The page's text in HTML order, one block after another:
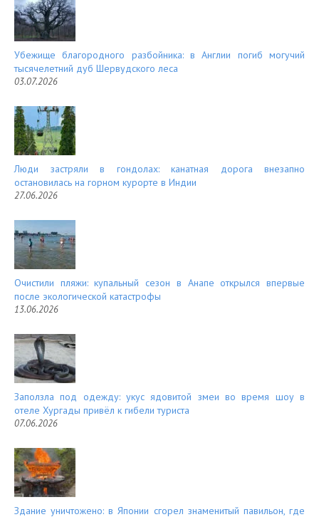
Убежище благородного разбойника: в Англии погиб могучий
тысячелетний дуб Шервудского леса
03.07.2026
Люди застряли в гондолах: канатная дорога внезапно
остановилась на горном курорте в Индии
27.06.2026
Очистили пляжи: купальный сезон в Анапе открылся впервые
после экологической катастрофы
13.06.2026
Заползла под одежду: укус ядовитой змеи во время шоу в
отеле Хургады привёл к гибели туриста
07.06.2026
Здание уничтожено: в Японии сгорел знаменитый павильон, где